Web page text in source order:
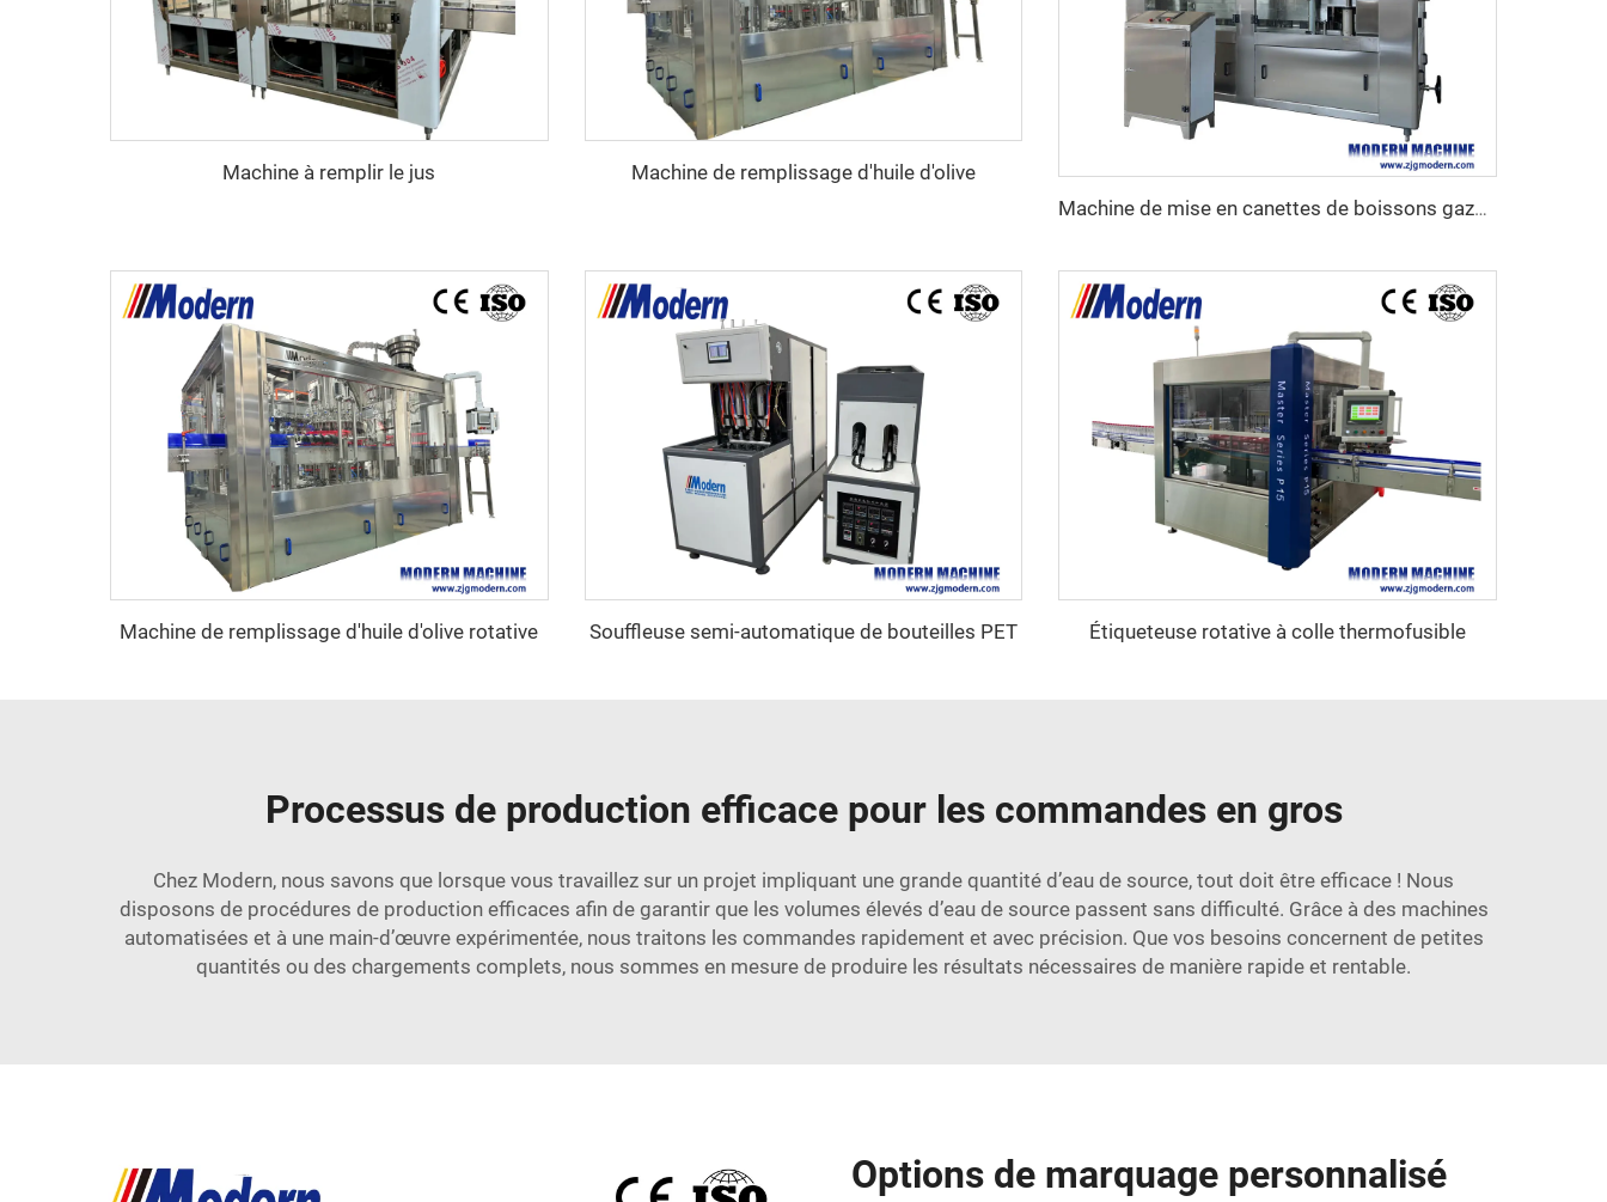
Machine à remplir le jus Machine de remplissage d'huile d'olive
Machine de mise en canettes de boissons gazeuses
Machine de remplissage d'huile d'olive rotative Souffleuse semi-automatique de bouteilles PET Étiqueteuse rotative à colle thermofusible
Processus de production efficace pour les commandes en gros
Chez Modern, nous savons que lorsque vous travaillez sur un projet impliquant une grande quantité d’eau de source, tout doit être efficace ! Nous
disposons de procédures de production efficaces afin de garantir que les volumes élevés d’eau de source passent sans difficulté. Grâce à des machines
automatisées et à une main-d’œuvre expérimentée, nous traitons les commandes rapidement et avec précision. Que vos besoins concernent de petites
quantités ou des chargements complets, nous sommes en mesure de produire les résultats nécessaires de manière rapide et rentable.
Options de marquage personnalisé